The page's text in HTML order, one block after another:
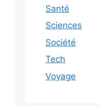
Santé
Sciences
Société
Tech
Voyage